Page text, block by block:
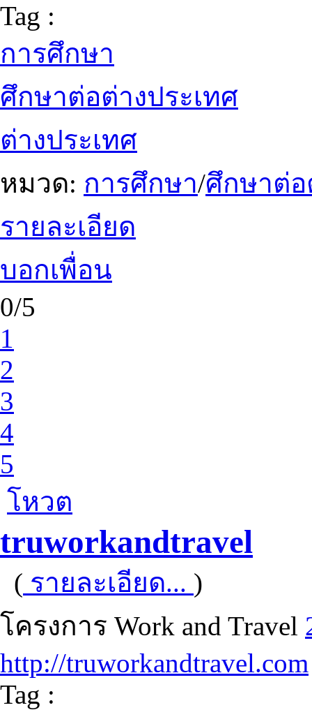
Tag :
การศึกษา
ศึกษาต่อต่างประเทศ
ต่างประเทศ
หมวด: การศึกษา/ศึกษาต่อ
รายละเอียด
บอกเพื่อน
0/5
1
2
3
4
5
โหวต
truworkandtravel
( รายละเอียด... )
โครงการ Work and Travel
http://truworkandtravel.com
Tag :